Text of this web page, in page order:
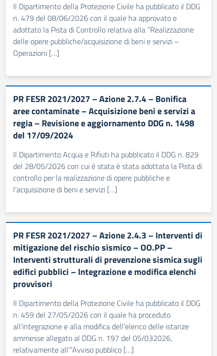
Il Dipartimento della Protezione Civile ha pubblicato il DDG
n. 479 del 08/06/2026 con il quale ha approvato e
adottato la Pista di Controllo relativa alla “Realizzazione
delle opere pubbliche/acquisizione di beni e servizi –
Operazioni […]
PR FESR 2021/2027 – Azione 2.7.4 – Bonifica
aree contaminate – Acquisizione beni e servizi a
regia – Revisione e aggiornamento DDG n. 1498
del 17/09/2024
Il Dipartimento Acqua e Rifiuti ha pubblicato il DDG n. 829
del 28/05/2026 con cui è stata è stata adottata la Pista di
controllo per la realizzazione di opere pubbliche e
l’acquisizione di beni e servizi […]
PR FESR 2021/2027 – Azione 2.4.3 – Interventi di
mitigazione del rischio sismico – OO.PP –
Interventi strutturali di prevenzione sismica sugli
edifici pubblici – Integrazione e modifica elenchi
provvisori
Il Dipartimento della Protezione Civile ha pubblicato il DDG
n. 459 del 27/05/2026 con il quale ha proceduto
all‘integrazione e alla modifica dell’elenco delle istanze
ammesse allegato al DDG n. 197 del 05/032026,
relativamente all’“Avviso pubblico […]